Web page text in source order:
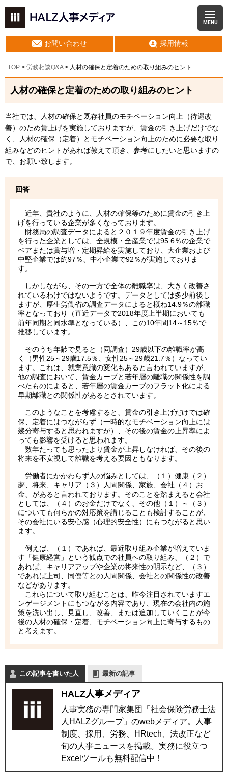
MENU
お問い合わせ 採用情報
TOP > 労務相談Q&A> 人材の確保と定着のための取り組みのヒント
人材の確保と定着のための取り組みのヒント
当社では、人材の確保と既存社員のモチベーション向上（待遇改
善）のため賃上げを実施しておりますが、賃金の引き上げだけでな
く、人材の確保（定着）とモチベーション向上のために必要な取り
組みなどのヒントがあれば教えて頂き、参考にしたいと思いますの
で、お願い致します。
回答
近年、貴社のように、人材の確保等のために賃金の引き上
げを行っている企業が多くなっております。
財務局の調査データによると２０１９年度賃金の引き上げ
を行った企業としては、全規模・全産業では95.6％の企業で
ベアまたは賞与増・定期昇給を実施しており、大企業および
中堅企業では約97％、中小企業で92％が実施しておりま
す。
しかしながら、その一方で全体の離職率は、大きく改善さ
れているわけではないようです。データとしては多少前後し
ますが、厚生労働省の調査データによると概ね14.9％の離職
率となっており（直近データで2018年度上半期においても
前年同期と同水準となっている）、この10年間14～15％で
推移しています。
そのうち年齢で見ると（同調査）29歳以下の離職率が高
く（男性25～29歳17.5％、女性25～29歳21.7％）なってい
ます。これは、就業意識の変化もあると言われていますが、
他の調査において、賃金カーブと若年層の離職の関係性を調
べたものによると、若年層の賃金カーブのフラット化による
早期離職との関係性があるとされています。
このようなことを考慮すると、賃金の引き上げだけでは確
保、定着にはつながらず（一時的なモチベーション向上には
幾分寄与すると思われますが）、その後の賃金の上昇率によ
っても影響を受けると思われます。
数年たっても思ったより賃金が上昇しなければ、その後の
将来を不安視して離職を考える要因ともなります。
労働者にかかわらず人の悩みとしては、（１）健康（２）
夢、将来、キャリア（３）人間関係、家族、会社（４）お
金、があると言われております。そのことを踏まえると会社
としては、（４）のお金だけでなく、その他（１）～（３）
についても何らかの対応策を講じることも検討することが、
その会社にいる安心感（心理的安全性）にもつながると思い
ます。
例えば、（１）であれば、最近取り組み企業が増えていま
す「健康経営」という観点での社員への取り組み、（２）で
あれば、キャリアアップや企業の将来性の明示など、（３）
であれば上司、同僚等との人間関係、会社との関係性の改善
などがあります。
これらについて取り組むことは、昨今注目されていますエ
ンゲージメントにもつながる内容であり、現在の会社内の施
策を洗い出し、見直し、改善、または追加していくことが今
後の人材の確保・定着、モチベーション向上に寄与するもの
と考えます。
この記事を書いた人 最新の記事
HALZ人事メディア
人事実務の専門家集団「社会保険労務士法
人HALZグループ」のwebメディア。人事
制度、採用、労務、HRtech、法改正など
旬の人事ニュースを掲載。実務に役立つ
Excelツールも無料配信中！